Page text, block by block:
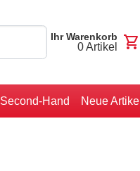
Ihr Warenkorb
0Artikel shopping_cart
Second-Hand Neue Artikel